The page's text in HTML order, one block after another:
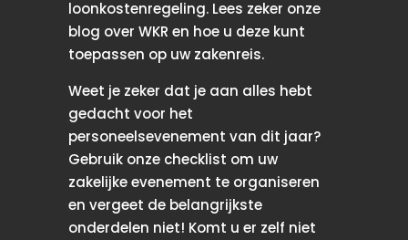
loonkostenregeling. Lees zeker onze
blog over WKR en hoe u deze kunt
toepassen op uw zakenreis.
Weet je zeker dat je aan alles hebt
gedacht voor het
personeelsevenement van dit jaar?
Gebruik onze checklist om uw
zakelijke evenement te organiseren
en vergeet de belangrijkste
onderdelen niet! Komt u er zelf niet